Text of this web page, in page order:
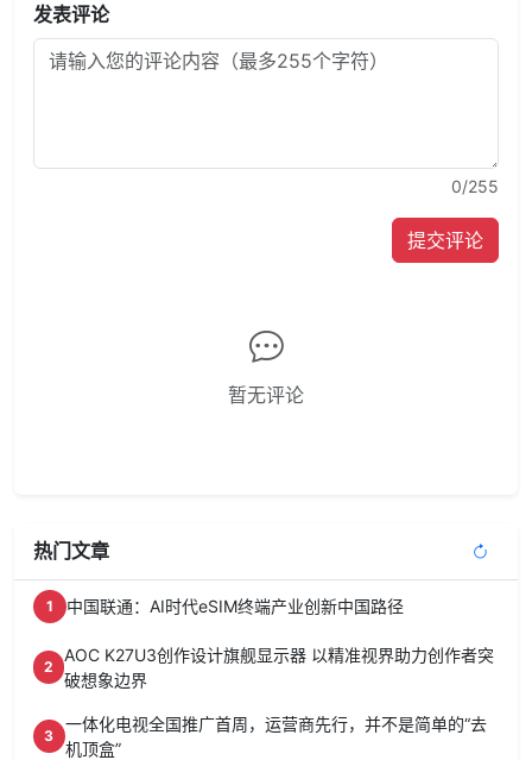
发表评论
0/255
提交评论
暂无评论
热门文章
1 中国联通：AI时代eSIM终端产业创新中国路径
2
AOC K27U3创作设计旗舰显示器 以精准视界助力创作者突
破想象边界
3
一体化电视全国推广首周，运营商先行，并不是简单的“去
机顶盒”